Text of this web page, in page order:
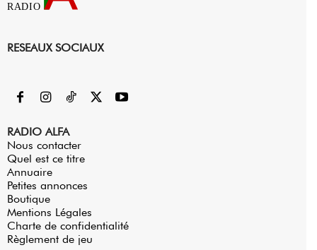
RADIO
RESEAUX SOCIAUX
RADIO ALFA
Nous contacter
Quel est ce titre
Annuaire
Petites annonces
Boutique
Mentions Légales
Charte de confidentialité
Règlement de jeu